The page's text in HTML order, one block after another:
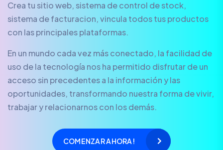
Crea tu sitio web, sistema de control de stock,
sistema de facturacion, vincula todos tus productos
con las principales plataformas.
En un mundo cada vez más conectado, la facilidad de
uso de la tecnología nos ha permitido disfrutar de un
acceso sin precedentes a la información y las
oportunidades, transformando nuestra forma de vivir,
trabajar y relacionarnos con los demás.
COMENZAR AHORA!